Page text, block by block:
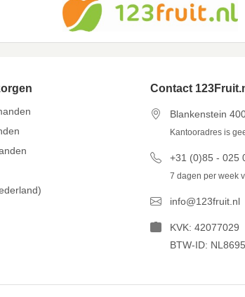
Contact
Blankenstein
Kantooradres is
+31 (0)85 - 025
7 dagen per week
info@123fruit.nl
KVK: 42077029
BTW-ID: